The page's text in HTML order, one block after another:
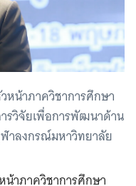
หน้าภาควิชาการศึกษา
วิจัยเพื่อการพัฒนาด้าน
าลงกรณ์มหาวิทยาลัย
น้าภาควิชาการศึกษา